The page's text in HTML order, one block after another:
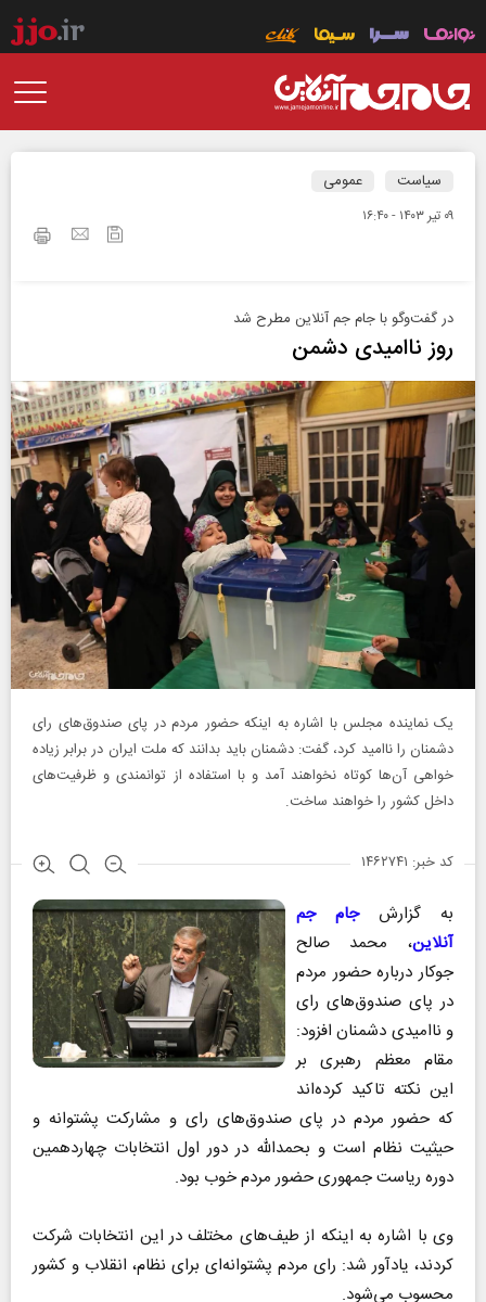
سیاست عمومی
۰۹ تير ۱۴۰۳ - ۱۶:۴۰
در گفت‌وگو با جام جم آنلاین مطرح شد
روز ناامیدی دشمن
یک نماینده مجلس با اشاره به اینکه حضور مردم در پای صندوق‌های رای
دشمنان را ناامید کرد، گفت: دشمنان باید بدانند که ملت ایران در برابر زیاده
خواهی آن‌ها کوتاه نخواهند آمد و با استفاده از توانمندی و ظرفیت‌های
داخل کشور را خواهند ساخت.
کد خبر: ۱۴۶۲۷۴۱
به گزارشجام جم
آنلاین، محمد صالح
جوکار درباره حضور مردم
در پای صندوق‌های رای
و ناامیدی دشمنان افزود:
مقام معظم رهبری بر
این نکته تاکید کرده‌اند
که حضور مردم در پای صندوق‌های رای و مشارکت پشتوانه و
حیثیت نظام است و بحمدالله در دور اول انتخابات چهاردهمین
دوره ریاست جمهوری حضور مردم خوب بود.
وی با اشاره به اینکه از طیف‌های مختلف در این انتخابات شرکت
کردند، یادآور شد: رای مردم پشتوانه‌ای برای نظام، انقلاب و کشور
محسوب می‌شود.